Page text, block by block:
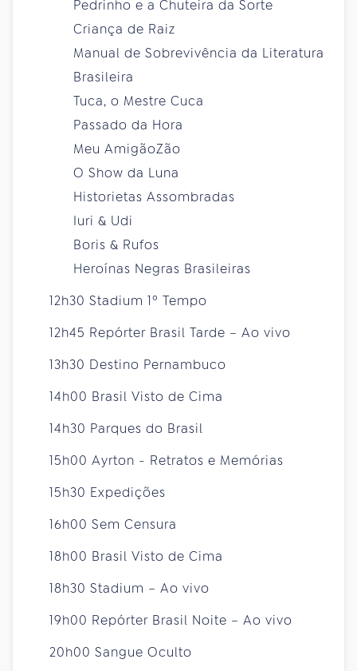
Pedrinho e a Chuteira da Sorte
Criança de Raiz
Manual de Sobrevivência da Literatura
Brasileira
Tuca, o Mestre Cuca
Passado da Hora
Meu AmigãoZão
O Show da Luna
Historietas Assombradas
Iuri & Udi
Boris & Rufos
Heroínas Negras Brasileiras
12h30 Stadium 1º Tempo
12h45 Repórter Brasil Tarde – Ao vivo
13h30 Destino Pernambuco
14h00 Brasil Visto de Cima
14h30 Parques do Brasil
15h00 Ayrton - Retratos e Memórias
15h30 Expedições
16h00 Sem Censura
18h00 Brasil Visto de Cima
18h30 Stadium – Ao vivo
19h00 Repórter Brasil Noite – Ao vivo
20h00 Sangue Oculto